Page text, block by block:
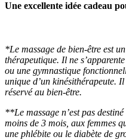
Une excellente idée cadeau
*Le massage de bien-être est
thérapeutique. Il ne
ou une gymnastique
unique d’un kinésithérapeute.
réservé au bien-être.
**Le massage n’est pas
moins de 3 mois, aux femmes
une phlébite ou le diabète de